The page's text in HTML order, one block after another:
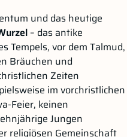
und das heutige
– das antike
Tempels, vor dem Talmud,
Bräuchen und
Zeiten
im vorchristlichen
Feier, keinen
Jungen
religiösen Gemeinschaft